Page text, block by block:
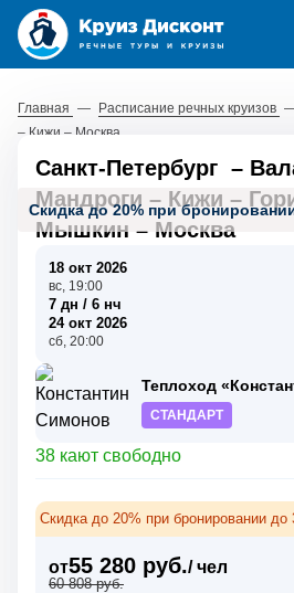
Главная — Расписание речных круизов
– Кижи – Москва
Скидка до 20% при
Санкт-Петербург –
Мандроги – Кижи –
Мышкин – Москва
18 окт 2026
вс, 19:00
7 дн / 6 нч
24 окт 2026
сб, 20:00
Теплоход
СТАНДАРТ
38 кают свободно
Скидка до 20% при бронировании до
от55 280 руб./ чел
60 808 руб.